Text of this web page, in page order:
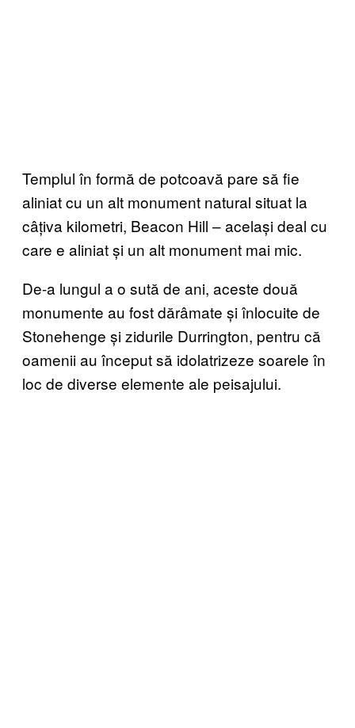
Templul în formă de potcoavă pare să fie
aliniat cu un alt monument natural situat la
câțiva kilometri, Beacon Hill – același deal cu
care e aliniat și un alt monument mai mic.
De-a lungul a o sută de ani, aceste două
monumente au fost dărâmate și înlocuite de
Stonehenge și zidurile Durrington, pentru că
oamenii au început să idolatrizeze soarele în
loc de diverse elemente ale peisajului.